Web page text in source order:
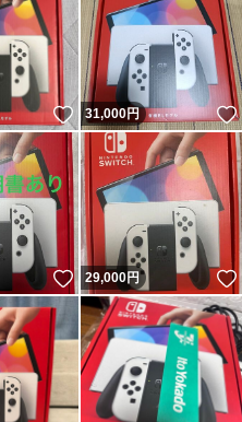
いいね！
31,000円
いいね！
29,000円